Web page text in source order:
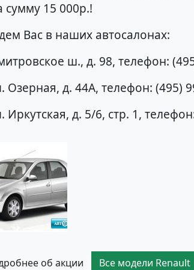
сумму 15 000р.!
Вас в наших автосалонах:
ш., д. 98, телефон:
Озерная, д. 44А, телефон: (495)
Иркутская, д. 5/6, стр. 1,
об акции Все модели Renault